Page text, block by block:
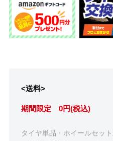
<送料>
期間限定 0円(税込)
タイヤ単品・ホイールセッ